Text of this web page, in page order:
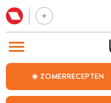
☀️ ZOMERRECEPTEN
BEZOEK ONZE ANDERE WEBSITES